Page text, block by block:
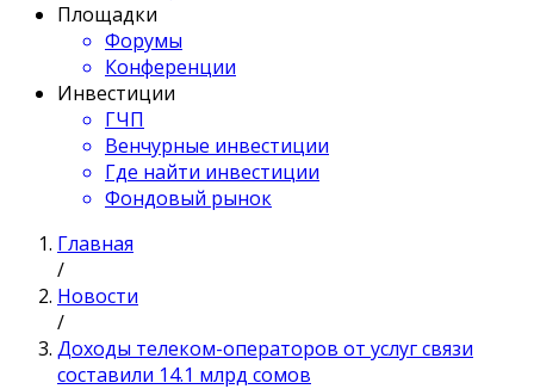
Площадки
Форумы
Конференции
Инвестиции
ГЧП
Венчурные инвестиции
Где найти инвестиции
Фондовый рынок
Главная
/
Новости
/
Доходы телеком-операторов от услуг связи
составили 14.1 млрд сомов